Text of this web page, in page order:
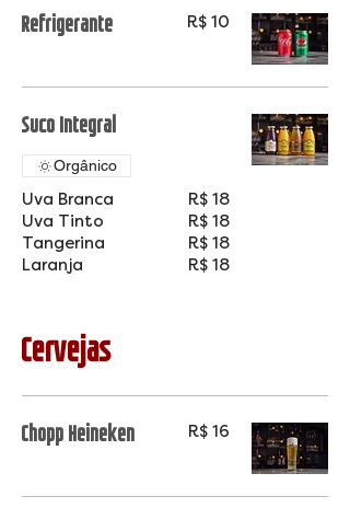
Refrigerante R$ 10
Suco Integral
Uva Branca
R$ 18
Uva Tinto
R$ 18
Tangerina
R$ 18
Laranja
R$ 18
Orgânico
Cervejas
Chopp Heineken R$ 16